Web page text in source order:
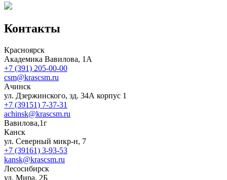
Контакты
Красноярск
Академика Вавилова, 1А
+7 (391) 205-00-00
csm@krascsm.ru
Ачинск
ул. Дзержинского, зд. 34А корпус 1
+7 (39151) 7-37-31
achinsk@krascsm.ru
Вавилова,1г
Канск
ул. Северный микр-н, 7
+7 (39161) 3-93-53
kansk@krascsm.ru
Лесосибирск
ул. Мира, 2Б